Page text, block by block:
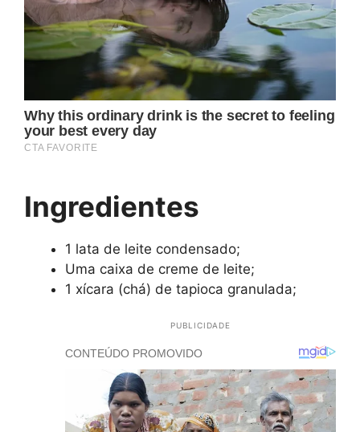
Ingredientes
1 lata de leite condensado;
Uma caixa de creme de leite;
1 xícara (chá) de tapioca granulada;
PUBLICIDADE